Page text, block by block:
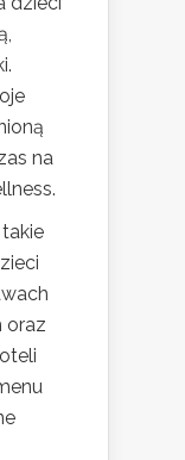
na
oraz